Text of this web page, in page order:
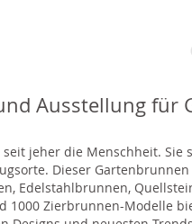
Ausstellung für
jeher die Menschheit.
Dieser
Edelstahlbrunnen,
Zierbrunnen-Modelle